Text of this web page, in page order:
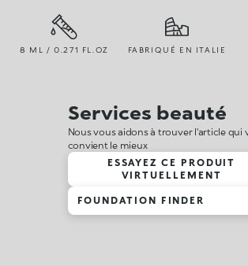
8 ML / 0.271 FL.OZ FABRIQUÉ EN ITALIE
Services beauté
Nous vous aidons à trouver l'article qui
convient le mieux
ESSAYEZ CE PRODUIT
VIRTUELLEMENT
FOUNDATION FINDER